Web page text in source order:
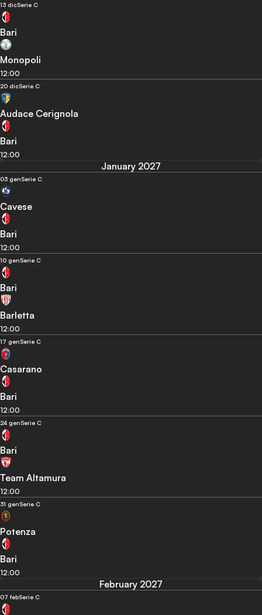
13 dicSerie C
Bari
Monopoli
12:00
20 dicSerie C
Audace Cerignola
Bari
12:00
January 2027
03 genSerie C
Cavese
Bari
12:00
10 genSerie C
Bari
Barletta
12:00
17 genSerie C
Casarano
Bari
12:00
24 genSerie C
Bari
Team Altamura
12:00
31 genSerie C
Potenza
Bari
12:00
February 2027
07 febSerie C